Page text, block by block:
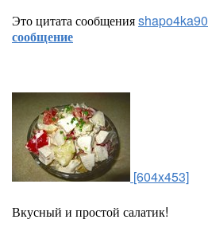
Это цитата сообщенияshapo4ka90
сообщение
[604x453]
Вкусный и простой салатик!